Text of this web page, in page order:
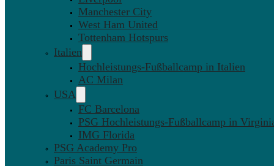
Manchester City
West Ham United
Tottenham Hotspurs
Italien
Hochleistungs-Fußballcamp in Italien
AC Milan
USA
FC Barcelona
PSG Hochleistungs-Fußballcamp in
IMG Florida
PSG Academy Pro
Paris Saint Germain